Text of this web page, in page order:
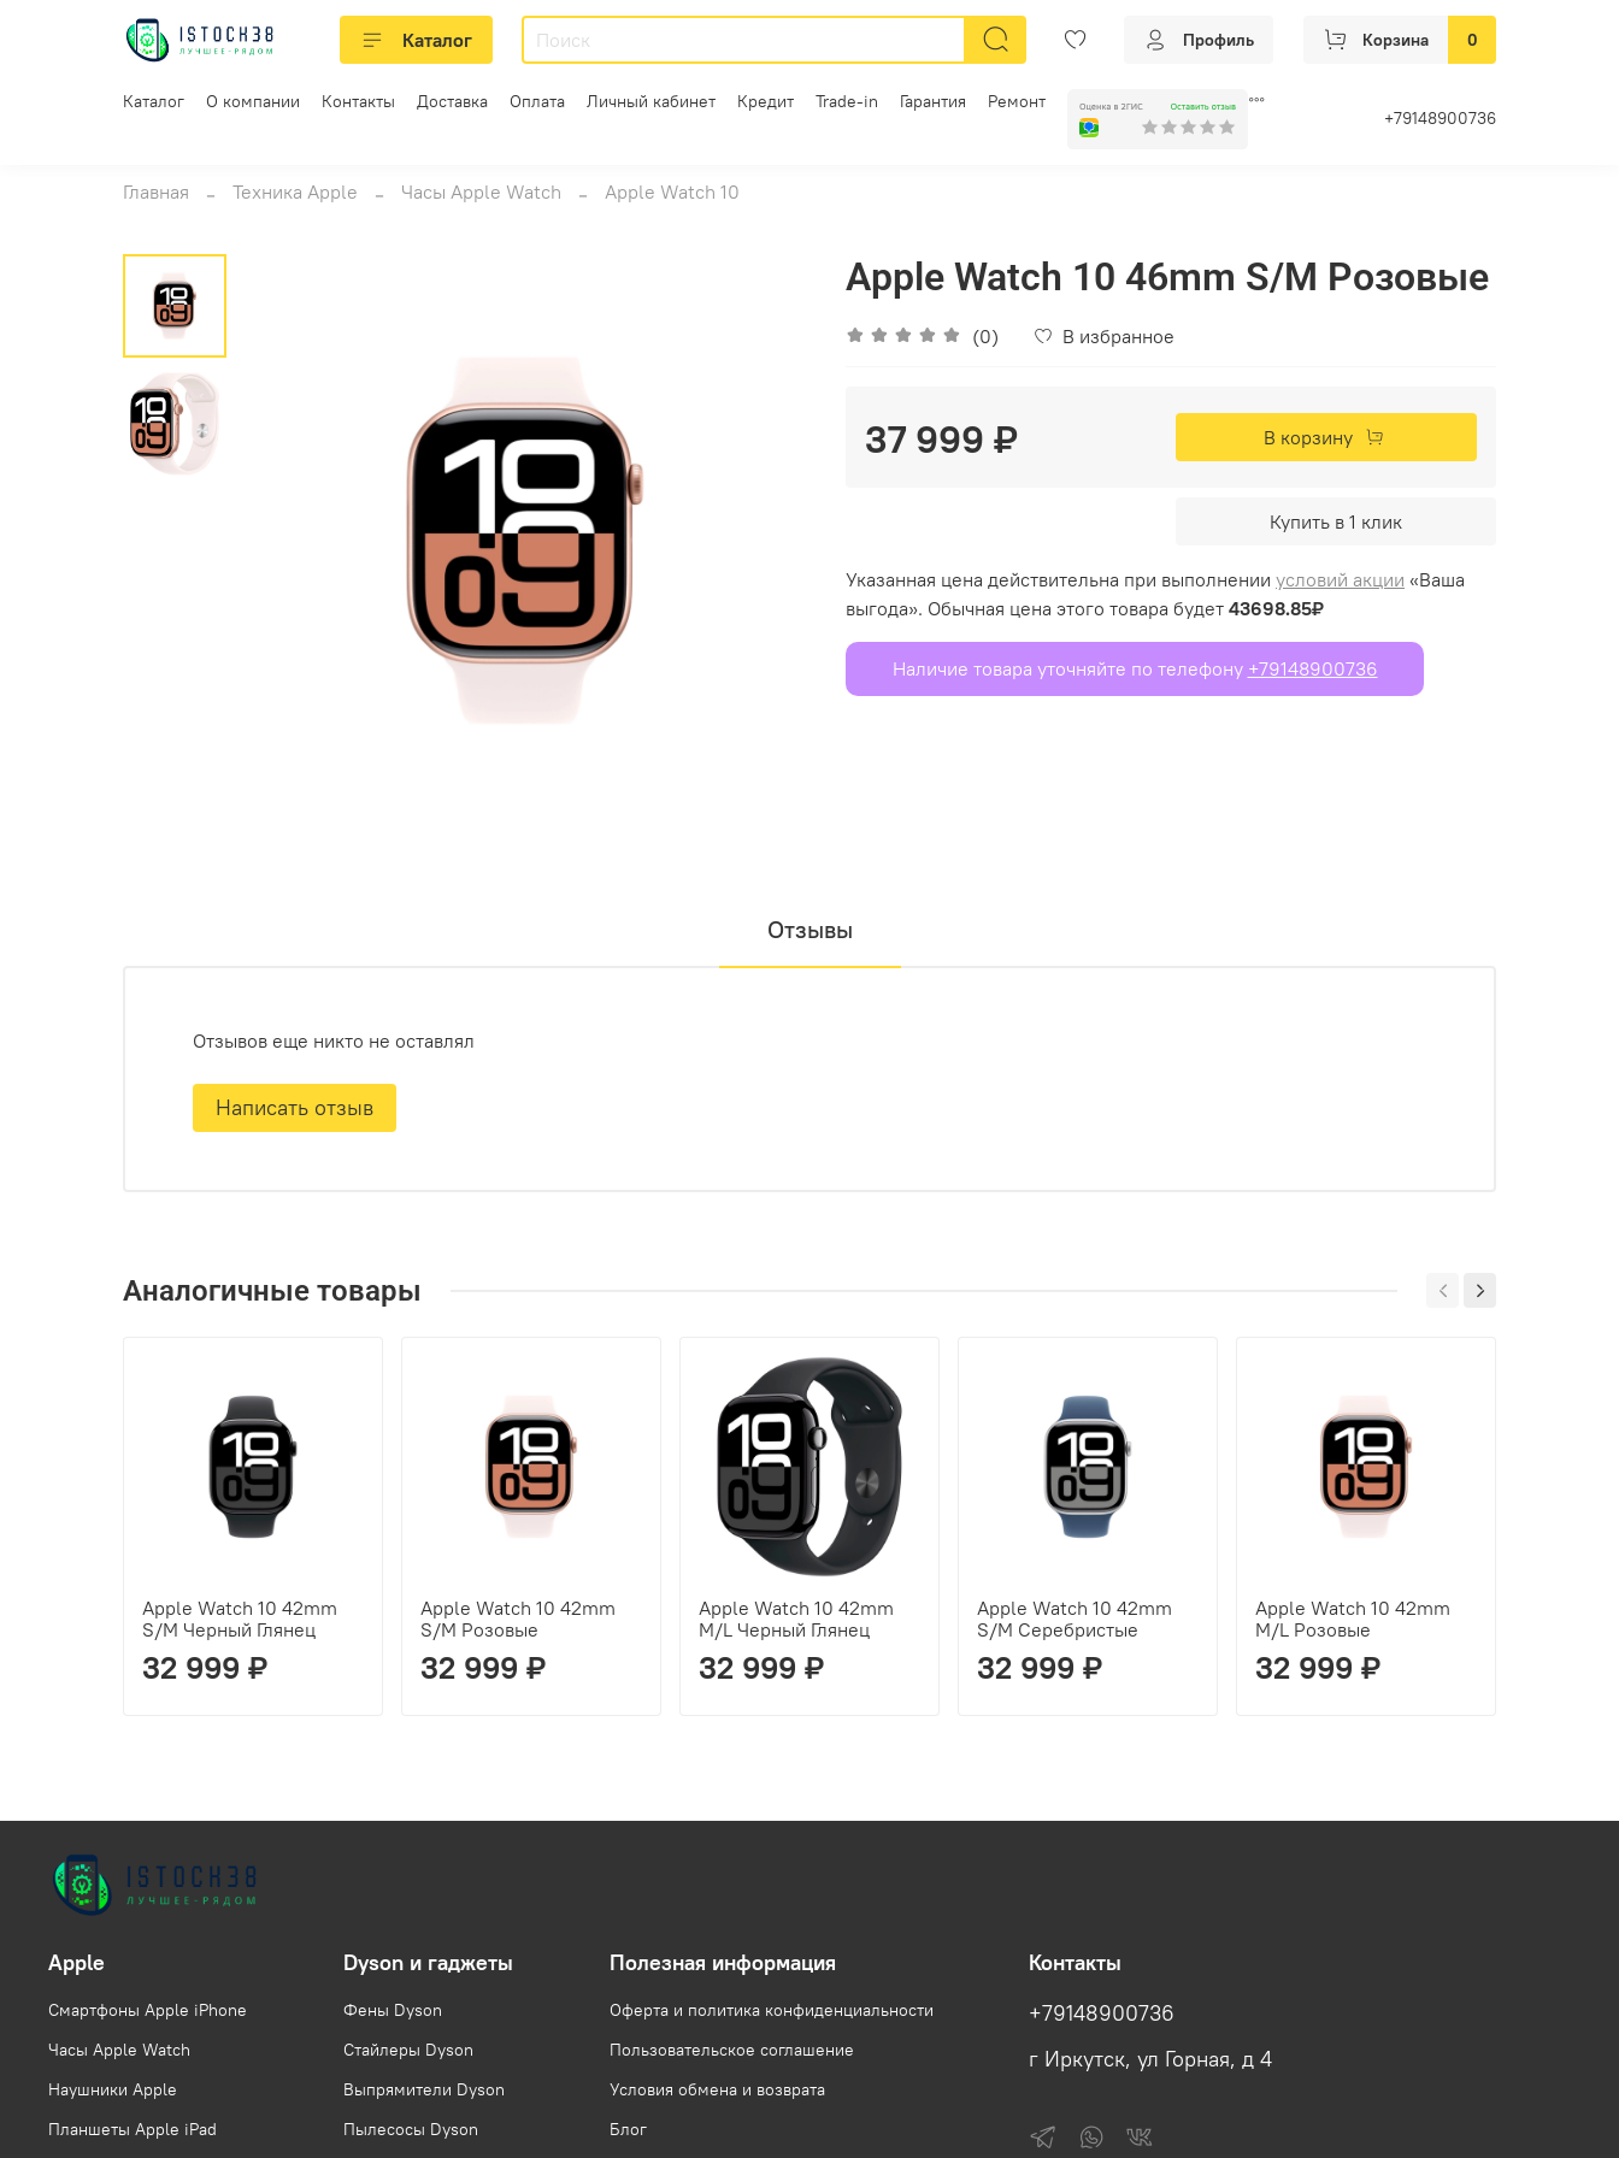
Каталог Профиль Корзина 0
Каталог О компании Контакты Доставка Оплата Личный кабинет Кредит Trade-in Гарантия
Ремонт
+79148900736
Главная Техника Apple Часы Apple Watch Apple Watch 10
Apple Watch 10 46mm S/M Розовые
(0) В избранное
37 999 ₽ В корзину
Купить в 1 клик
Указанная цена действительна при выполнении условий акции «Ваша
выгода». Обычная цена этого товара будет 43698.85₽
Наличие товара уточняйте по телефону +79148900736
Отзывы
Отзывов еще никто не оставлял
Написать отзыв
Аналогичные товары
Apple Watch 10 42mm
S/M Черный Глянец
32 999 ₽
Apple Watch 10 42mm
S/M Розовые
32 999 ₽
Apple Watch 10 42mm
M/L Черный Глянец
32 999 ₽
Apple Watch 10 42mm
S/M Серебристые
32 999 ₽
Apple Watch 10 42mm
M/L Розовые
32 999 ₽
Apple
Смартфоны Apple iPhone
Часы Apple Watch
Наушники Apple
Планшеты Apple iPad
Dyson и гаджеты
Фены Dyson
Стайлеры Dyson
Выпрямители Dyson
Пылесосы Dyson
Полезная информация
Оферта и политика конфиденциальности
Пользовательское соглашение
Условия обмена и возврата
Блог
Контакты
+79148900736
г Иркутск, ул Горная, д 4